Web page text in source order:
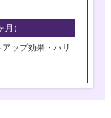
月）
ップ効果・ハリ